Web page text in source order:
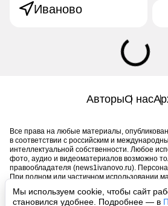
Мы используем cookie, чтобы сайт
становился удобнее. Подробнее — в
Иваново
АвторыО нас
Все права на любые материалы,
в соответствии с российским и
интеллектуальной собственности. Любое
фото, аудио и видеоматериалов возможно
правообладателя (news1ivanovo.ru).
При полном или частичном использовании
обязательна. Запрещено для детей.
https://news1ivanovo.ru/